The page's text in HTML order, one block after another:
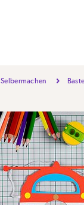
Selbermachen